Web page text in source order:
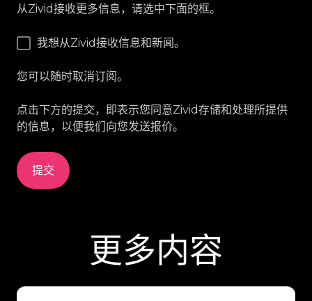
从Zivid接收更多信息，请选中下面的框。
我想从Zivid接收信息和新闻。
您可以随时取消订阅。
点击下方的提交，即表示您同意Zivid存储和处理所提供
的信息，以便我们向您发送报价。
更多内容
获